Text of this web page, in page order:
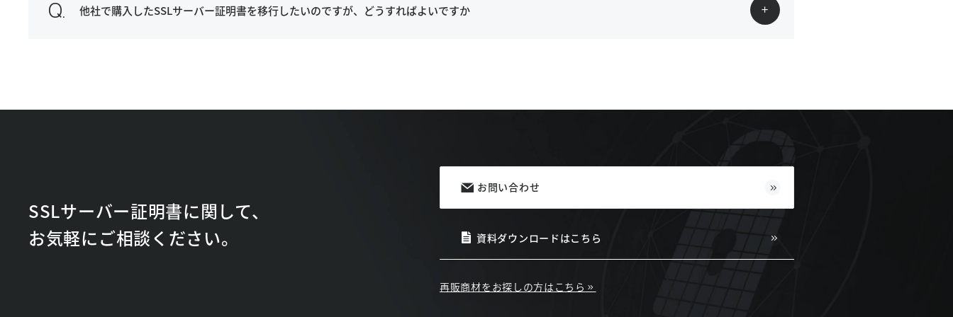
他社で購入したSSLサーバー証明書を移行したいのですが、どうすればよいですか
SSLサーバー証明書に関して、
お気軽にご相談ください。
お問い合わせ
資料ダウンロードはこちら
再販商材をお探しの方はこちら